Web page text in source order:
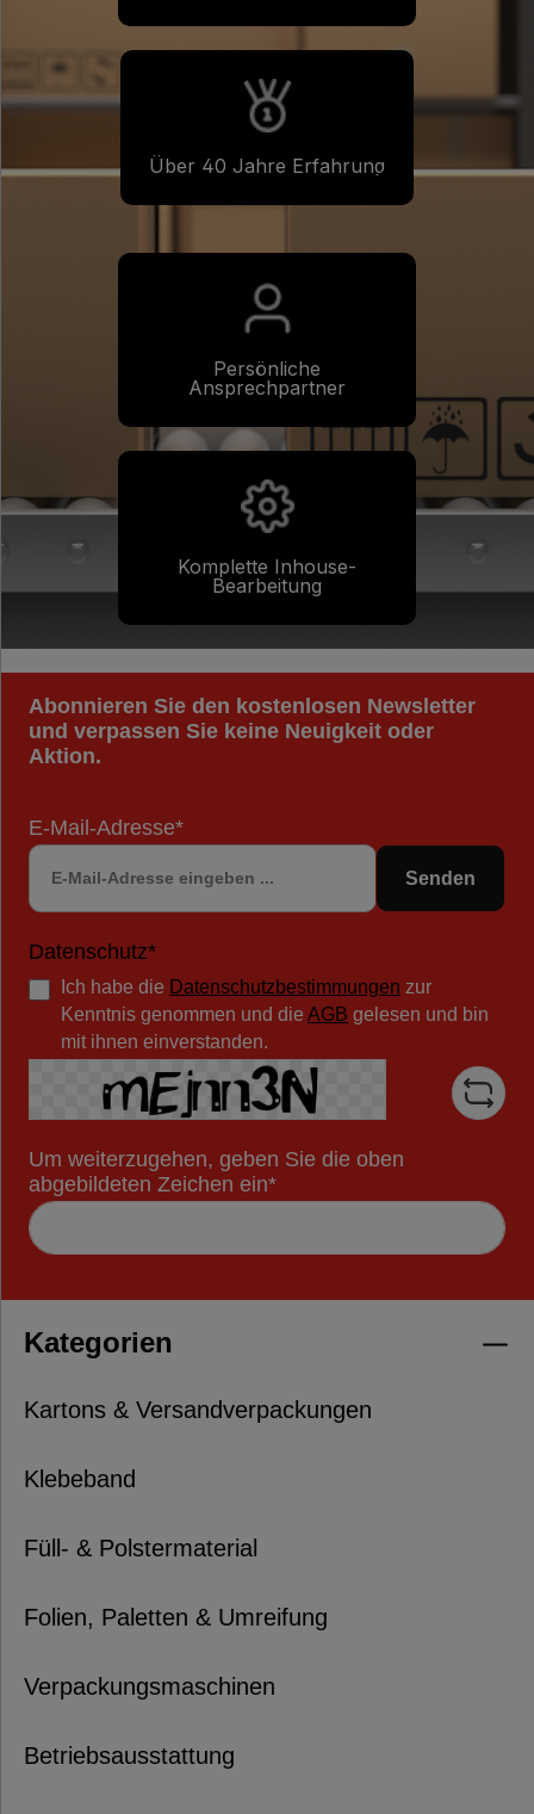
Über 40 Jahre Erfahrung
Persönliche
Ansprechpartner
Komplette Inhouse-
Bearbeitung
Abonnieren Sie den kostenlosen Newsletter
und verpassen Sie keine Neuigkeit oder
Aktion.
E-Mail-Adresse*
Senden
Datenschutz*
Ich habe die Datenschutzbestimmungen zur
Kenntnis genommen und die AGB gelesen und bin
mit ihnen einverstanden.
Um weiterzugehen, geben Sie die oben
abgebildeten Zeichen ein*
Kategorien
Kartons & Versandverpackungen
Klebeband
Füll- & Polstermaterial
Folien, Paletten & Umreifung
Verpackungsmaschinen
Betriebsausstattung